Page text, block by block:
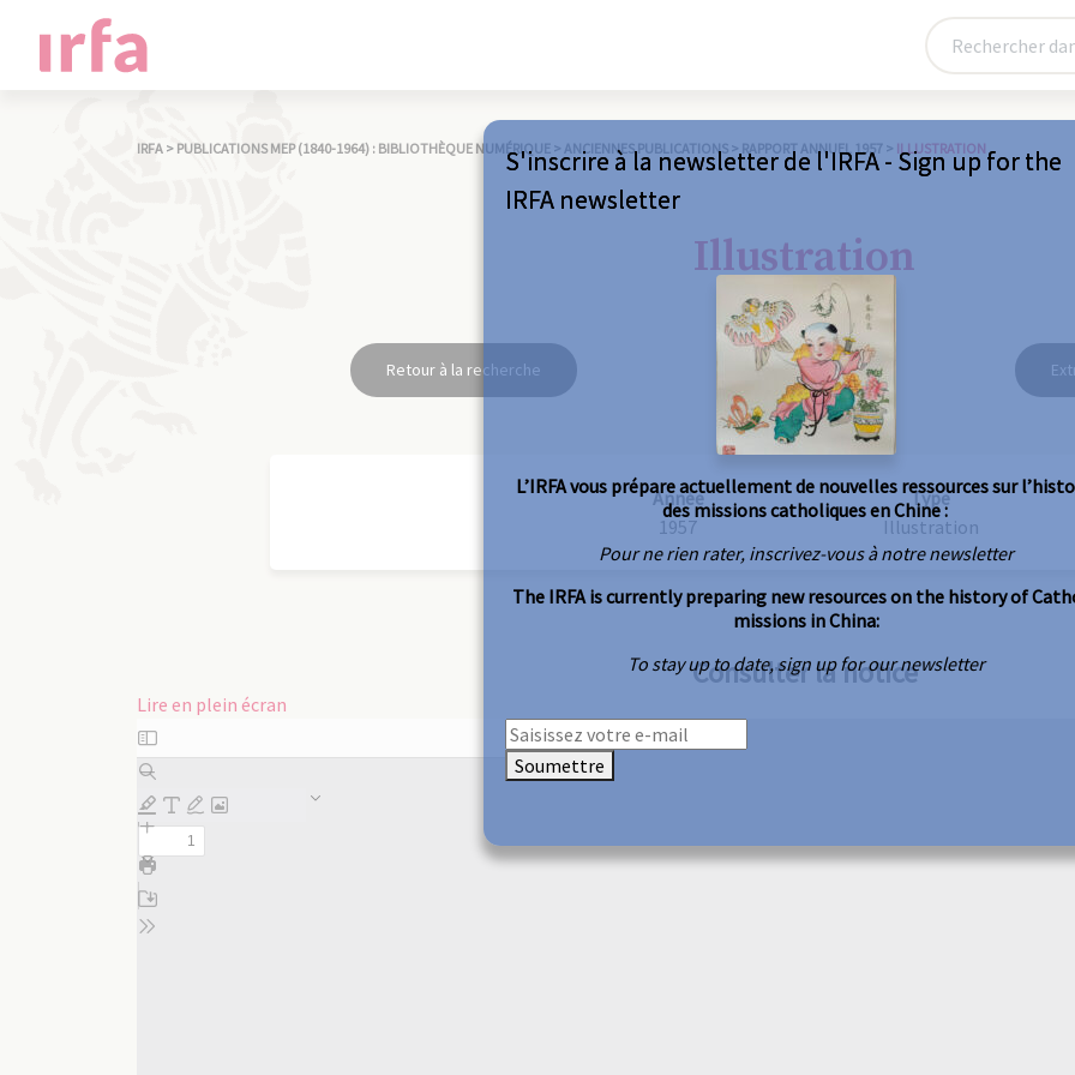
IRFA > PUBLICATIONS MEP (1840-1964) : BIBLIOTHÈQUE NUMÉRIQUE > ANCIENNES PUBLICATIONS > RAPPORT ANNUEL 1957 > ILLUSTRATION
Illustration
Retour à la recherche
Année
1957
Type
Illustration
Consulter la notice
Lire en plein écran
Aller
au
contenu
PDF
S'inscrire à la newsletter de l'IRFA - Sign up for the
IRFA newsletter
L’IRFA vous prépare actuellement de nouvelles ressources sur
des missions catholiques en Chine :
Pour ne rien rater, inscrivez-vous à notre newsletter
The IRFA is currently preparing new resources on the history of
missions in China:
To stay up to date, sign up for our newsletter
Soumettre